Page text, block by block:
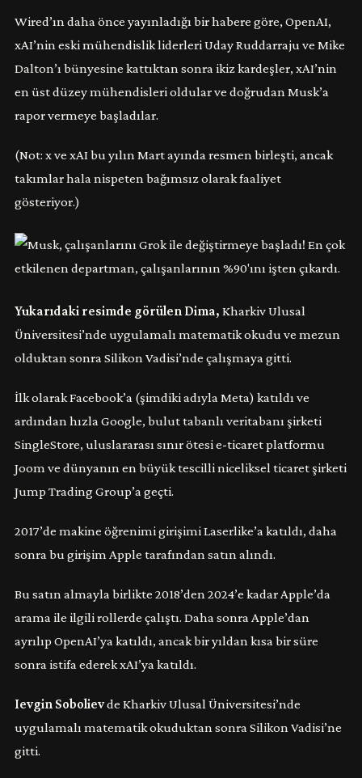
Wired’ın daha önce yayınladığı bir habere göre, OpenAI,
xAI’nin eski mühendislik liderleri Uday Ruddarraju ve Mike
Dalton’ı bünyesine kattıktan sonra ikiz kardeşler, xAI’nin
en üst düzey mühendisleri oldular ve doğrudan Musk’a
rapor vermeye başladılar.
(Not: x ve xAI bu yılın Mart ayında resmen birleşti, ancak
takımlar hala nispeten bağımsız olarak faaliyet
gösteriyor.)
Yukarıdaki resimde görülen Dima, Kharkiv Ulusal
Üniversitesi’nde uygulamalı matematik okudu ve mezun
olduktan sonra Silikon Vadisi’nde çalışmaya gitti.
İlk olarak Facebook’a (şimdiki adıyla Meta) katıldı ve
ardından hızla Google, bulut tabanlı veritabanı şirketi
SingleStore, uluslararası sınır ötesi e-ticaret platformu
Joom ve dünyanın en büyük tescilli niceliksel ticaret şirketi
Jump Trading Group’a geçti.
2017’de makine öğrenimi girişimi Laserlike’a katıldı, daha
sonra bu girişim Apple tarafından satın alındı.
Bu satın almayla birlikte 2018’den 2024’e kadar Apple’da
arama ile ilgili rollerde çalıştı. Daha sonra Apple’dan
ayrılıp OpenAI’ya katıldı, ancak bir yıldan kısa bir süre
sonra istifa ederek xAI’ya katıldı.
Ievgin Sobolievde Kharkiv Ulusal Üniversitesi’nde
uygulamalı matematik okuduktan sonra Silikon Vadisi’ne
gitti.